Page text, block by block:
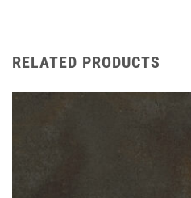
RELATED PRODUCTS